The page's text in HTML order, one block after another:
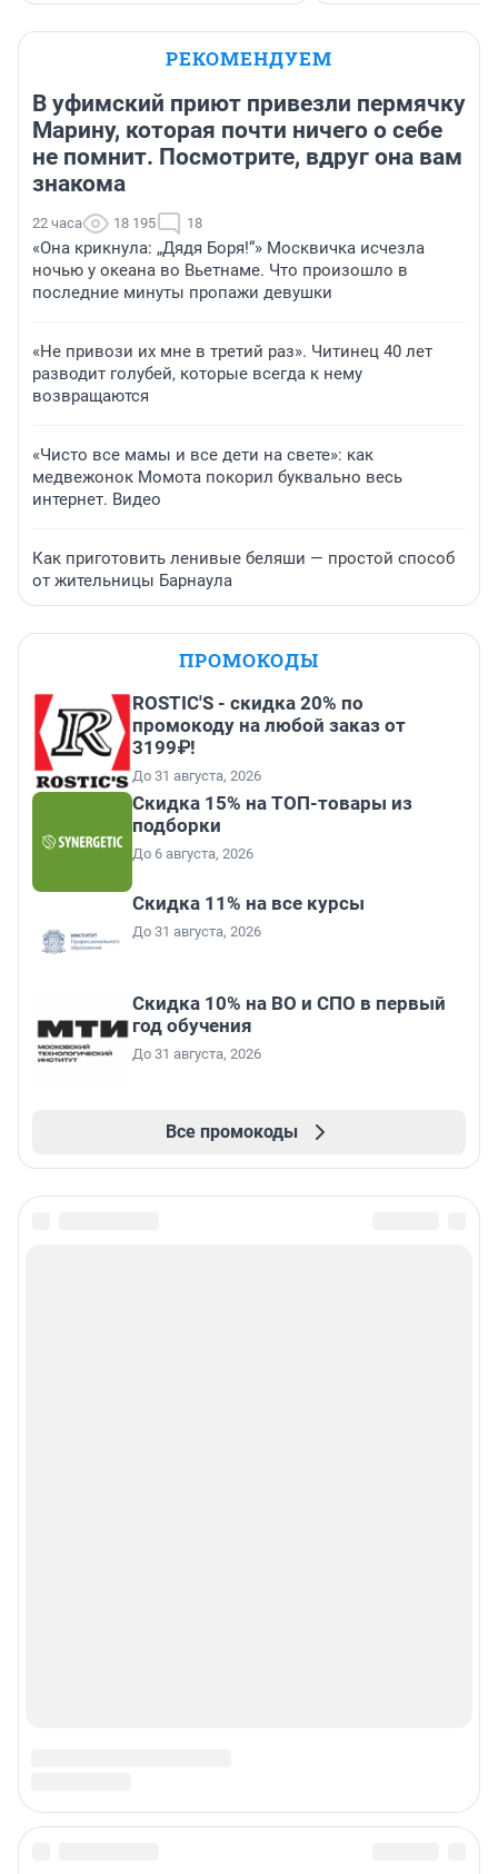
РЕКОМЕНДУЕМ
В уфимский приют привезли пермячку
Марину, которая почти ничего о себе
не помнит. Посмотрите, вдруг она вам
знакома
22 часа 18 195 18
«Она крикнула: „Дядя Боря!“» Москвичка исчезла
ночью у океана во Вьетнаме. Что произошло в
последние минуты пропажи девушки
«Не привози их мне в третий раз». Читинец 40 лет
разводит голубей, которые всегда к нему
возвращаются
«Чисто все мамы и все дети на свете»: как
медвежонок Момота покорил буквально весь
интернет. Видео
Как приготовить ленивые беляши — простой способ
от жительницы Барнаула
ПРОМОКОДЫ
ROSTIC'S - скидка 20% по
промокоду на любой заказ от
3199₽!
До 31 августа, 2026
Скидка 15% на ТОП-товары из
подборки
До 6 августа, 2026
Скидка 11% на все курсы
До 31 августа, 2026
Скидка 10% на ВО и СПО в первый
год обучения
До 31 августа, 2026
Все промокоды